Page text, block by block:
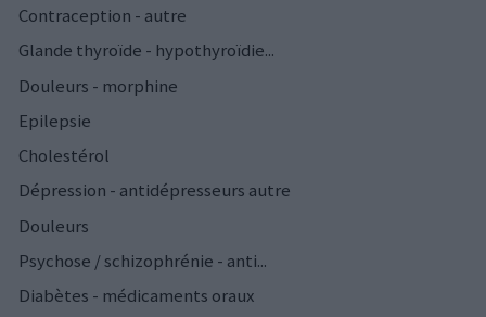
Contraception - autre
Glande thyroïde - hypothyroïdie...
Douleurs - morphine
Epilepsie
Cholestérol
Dépression - antidépresseurs autre
Douleurs
Psychose / schizophrénie - anti...
Diabètes - médicaments oraux